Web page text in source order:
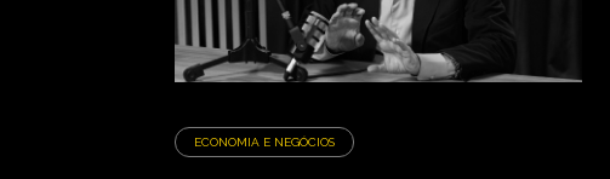
ECONOMIA E NEGÓCIOS